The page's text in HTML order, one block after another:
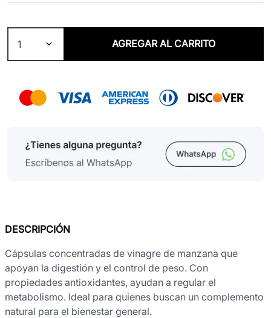
1 AGREGAR AL CARRITO
DESCRIPCIÓN
Cápsulas concentradas de vinagre de manzana que
apoyan la digestión y el control de peso. Con
propiedades antioxidantes, ayudan a regular el
metabolismo. Ideal para quienes buscan un complemento
natural para el bienestar general.